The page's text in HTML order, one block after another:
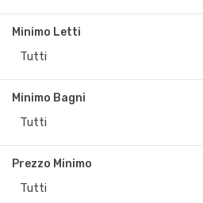
Minimo Letti
Tutti
Minimo Bagni
Tutti
Prezzo Minimo
Tutti